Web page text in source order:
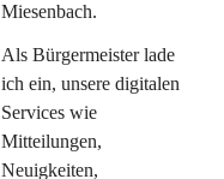
Miesenbach.
Als Bürgermeister lade
ich ein, unsere digitalen
Services wie
Mitteilungen,
Neuigkeiten,